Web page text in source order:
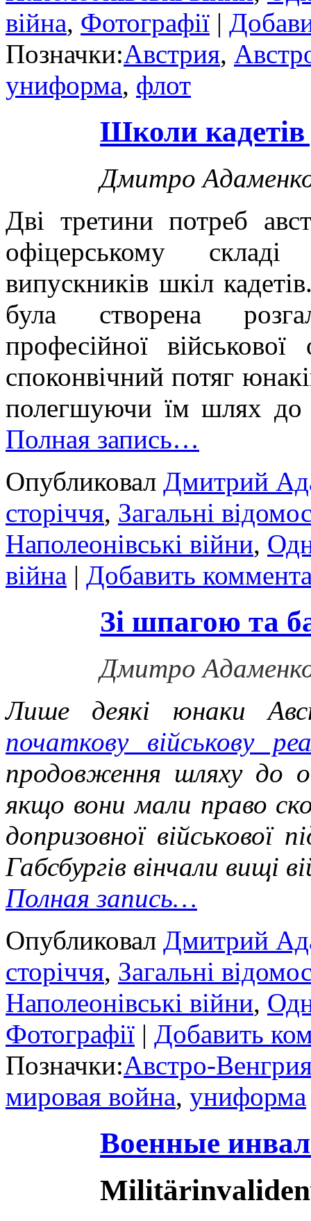
війна, Фотографії |
Позначки:Австрия,
униформа, флот
Школи кадетів
Дмитро
Дві третини потреб
офіцерському
випускників шкіл
була створена
професійної
споконвічний потяг
полегшуючи їм шлях до
Полная запись…
Опубликовал Дмитрий
сторіччя, Загальні
Наполеонівські війни,
війна | Добавить
Зі шпагою та
Дмитро
Лише деякі юнаки
початкову військову
продовження шляху до
якщо вони мали право
допризовної військової
Габсбургів вінчали вищі
Полная запись…
Опубликовал Дмитрий
сторіччя, Загальні
Наполеонівські війни,
Фотографії | Добавить
Позначки:Австро-
мировая война, униформа
Военные